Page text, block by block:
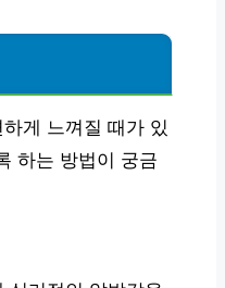
게 느껴질 때가 있
하는 방법이 궁금